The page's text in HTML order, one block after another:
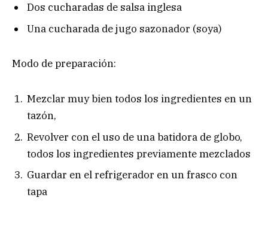
Dos cucharadas de salsa inglesa
Una cucharada de jugo sazonador (soya)
Modo de preparación:
Mezclar muy bien todos los ingredientes en un
tazón,
Revolver con el uso de una batidora de globo,
todos los ingredientes previamente mezclados
Guardar en el refrigerador en un frasco con
tapa